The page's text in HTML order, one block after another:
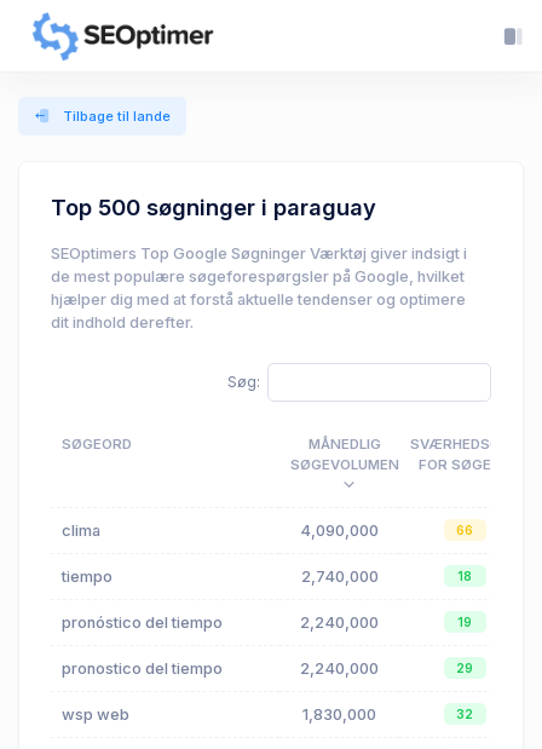
Tilbage til lande
Top 500 søgninger i paraguay
SEOptimers Top Google Søgninger Værktøj giver indsigt i
de mest populære søgeforespørgsler på Google, hvilket
hjælper dig med at forstå aktuelle tendenser og optimere
dit indhold derefter.
Søg:
SØGEORD
MÅNEDLIG
SØGEVOLUMEN
SVÆRHEDSGRAD
FOR SØGEORD
clima 4,090,000 66
tiempo 2,740,000 18
pronóstico del tiempo 2,240,000 19
pronostico del tiempo 2,240,000 29
wsp web 1,830,000 32